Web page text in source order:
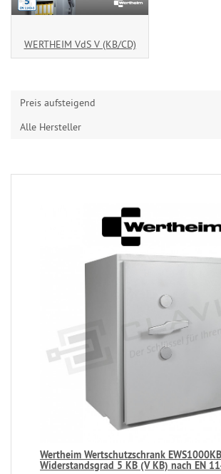
WERTHEIM VdS V (KB/CD)
Preis aufsteigend
Alle Hersteller
Wertheim Wertschutzschrank EWS1000KB
Widerstandsgrad 5 KB (V KB) nach EN